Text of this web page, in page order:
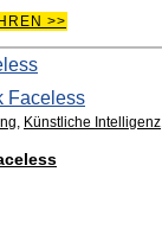
>>
Künstliche Intelligenz